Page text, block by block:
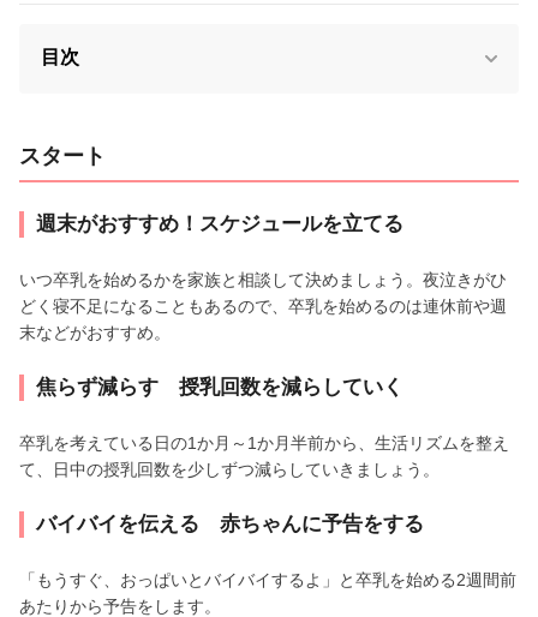
目次
スタート
週末がおすすめ！スケジュールを立てる
いつ卒乳を始めるかを家族と相談して決めましょう。夜泣きがひ
どく寝不足になることもあるので、卒乳を始めるのは連休前や週
末などがおすすめ。
焦らず減らす 授乳回数を減らしていく
卒乳を考えている日の1か月～1か月半前から、生活リズムを整え
て、日中の授乳回数を少しずつ減らしていきましょう。
バイバイを伝える 赤ちゃんに予告をする
「もうすぐ、おっぱいとバイバイするよ」と卒乳を始める2週間前
あたりから予告をします。